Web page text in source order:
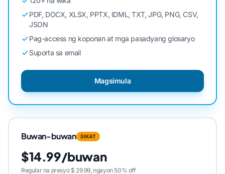
PDF, DOCX, XLSX, PPTX, IDML, TXT, JPG, PNG, CSV,
JSON
Pag-access ng koponan at mga pasadyang glosaryo
Suporta sa email
Magsimula
Buwan-buwan SIKAT
$14.99/buwan
Regular na presyo $ 29.99, ngayon 50% off